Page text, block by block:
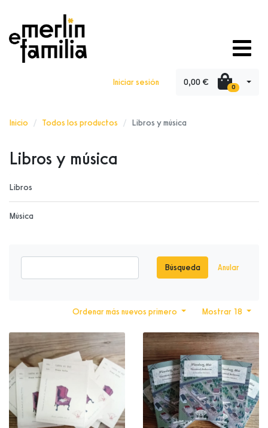
Iniciar sesión 0,00 € 0
Inicio Todos los productos Libros y música
Libros y música
Libros
Música
Búsqueda Anular
Mostrar 18
Ordenar más nuevos primero